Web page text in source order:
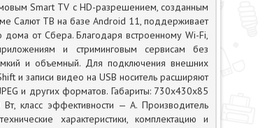
Smart TV с HD-разрешением, созданным
Салют ТВ на базе Android 11, поддерживает
дома от Сбера. Благодаря встроенному Wi-Fi,
и стриминговым сервисам без
и объемный. Для подключения внешних
и записи видео на USB носитель расширяют
и других форматов. Габариты: 730х430х85
класс эффективности — А. Производитель
характеристики, комплектацию и